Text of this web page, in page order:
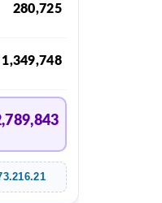
280,725
1,349,748